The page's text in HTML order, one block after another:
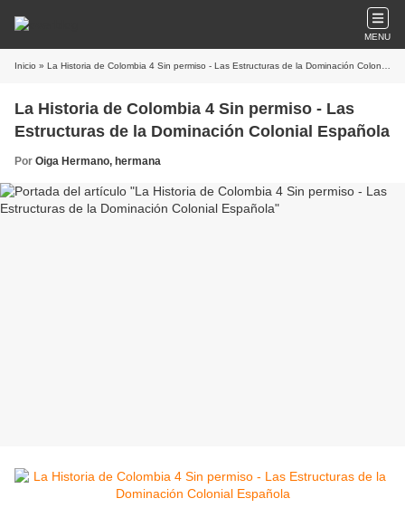
MENU
Inicio » La Historia de Colombia 4 Sin permiso - Las Estructuras de la Dominación Colonial Española
La Historia de Colombia 4 Sin permiso - Las
Estructuras de la Dominación Colonial Española
Por Oiga Hermano, hermana